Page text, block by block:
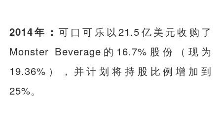
2014年： 可口可乐以21.5亿美元收购了
Monster Beverage的16.7%股份（现为
19.36%），并计划将持股比例增加到
25%。